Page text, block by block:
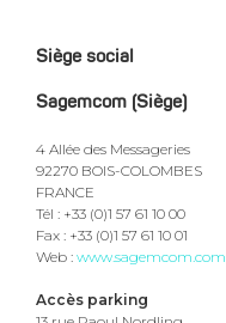
Siège social
Sagemcom (Siège)
4 Allée des Messageries
92270 BOIS-COLOMBES
FRANCE
Tél : +33 (0)1 57 61 10 00
Fax : +33 (0)1 57 61 10 01
Web : www.sagemcom.com
Accès parking